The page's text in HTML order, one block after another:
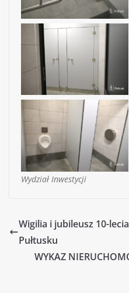
Wydział Inwestycji
Wigilia i jubileusz 10-
Pułtusku
WYKAZ